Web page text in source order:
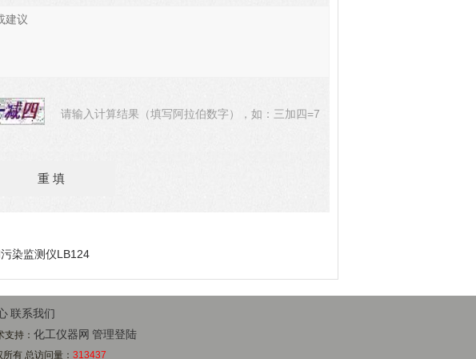
请输入计算结果（填写阿拉伯数字），如：三加四=7
染监测仪LB124
联系我们
支持： 化工仪器网 管理登陆
有 总访问量： 313437